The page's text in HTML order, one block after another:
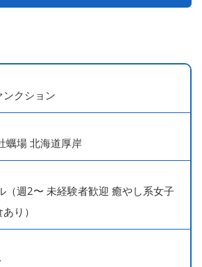
クション
蠣場 北海道厚岸
（週2〜 未経験者歓迎 癒やし系女子
り）